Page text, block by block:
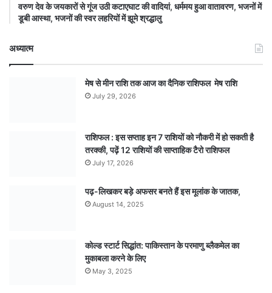
वरुण देव के जयकारों से गूंज उठी कटाएघाट की वादियां, धर्ममय हुआ वातावरण, भजनों में
डूबी आस्था, भजनों की स्वर लहरियों में झूमे श्रद्धालु
अध्यात्म
मेष से मीन राशि तक आज का दैनिक राशिफल मेष राशि
July 29, 2026
राशिफल : इस सप्ताह इन 7 राशियों को नौकरी में हो सकती है
तरक्की, पढ़ें 12 राशियों की साप्ताहिक टैरो राशिफल
July 17, 2026
पढ़-लिखकर बड़े अफसर बनते हैं इस मूलांक के जातक,
August 14, 2025
कोल्ड स्टार्ट सिद्धांत: पाकिस्तान के परमाणु ब्लैकमेल का
मुकाबला करने के लिए
May 3, 2025